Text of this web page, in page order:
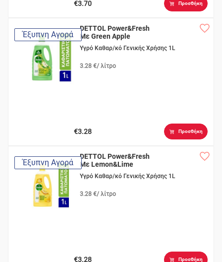
€3.70 Προσθήκη
Έξυπνη Αγορά
DETTOL Power&Fresh
Με Green Apple
Υγρό Καθαρ/κό Γενικής Χρήσης 1L
3.28 €/ λίτρο
€3.28 Προσθήκη
Έξυπνη Αγορά
DETTOL Power&Fresh
Με Lemon&Lime
Υγρό Καθαρ/κό Γενικής Χρήσης 1L
3.28 €/ λίτρο
€3.28 Προσθήκη